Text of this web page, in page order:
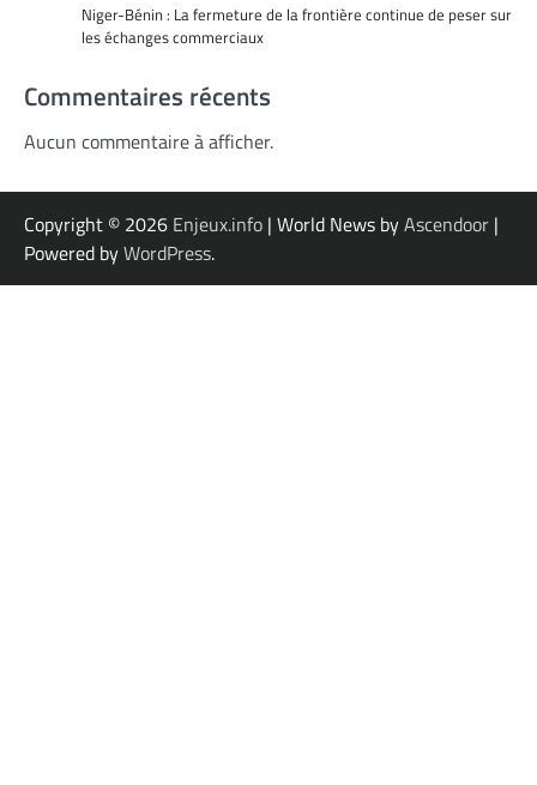
Niger-Bénin : La fermeture de la frontière continue de peser sur
les échanges commerciaux
Commentaires récents
Aucun commentaire à afficher.
Copyright © 2026 Enjeux.info | World News byAscendoor |
Powered byWordPress.